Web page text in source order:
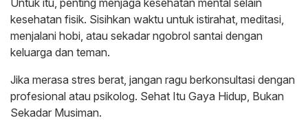
Untuk itu, penting menjaga kesehatan mental selain
kesehatan fisik. Sisihkan waktu untuk istirahat, meditasi,
menjalani hobi, atau sekadar ngobrol santai dengan
keluarga dan teman.
Jika merasa stres berat, jangan ragu berkonsultasi dengan
profesional atau psikolog. Sehat Itu Gaya Hidup, Bukan
Sekadar Musiman.